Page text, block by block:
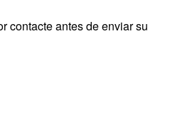
contacte antes de enviar su